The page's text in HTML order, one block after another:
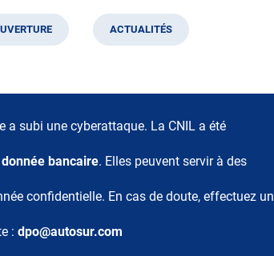
ACTUALITÉS
subi une cyberattaque. La CNIL a été
bancaire. Elles peuvent servir à des
confidentielle. En cas de doute, effectuez un
: dpo@autosur.com